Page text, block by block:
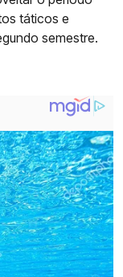
táticos e
semestre.